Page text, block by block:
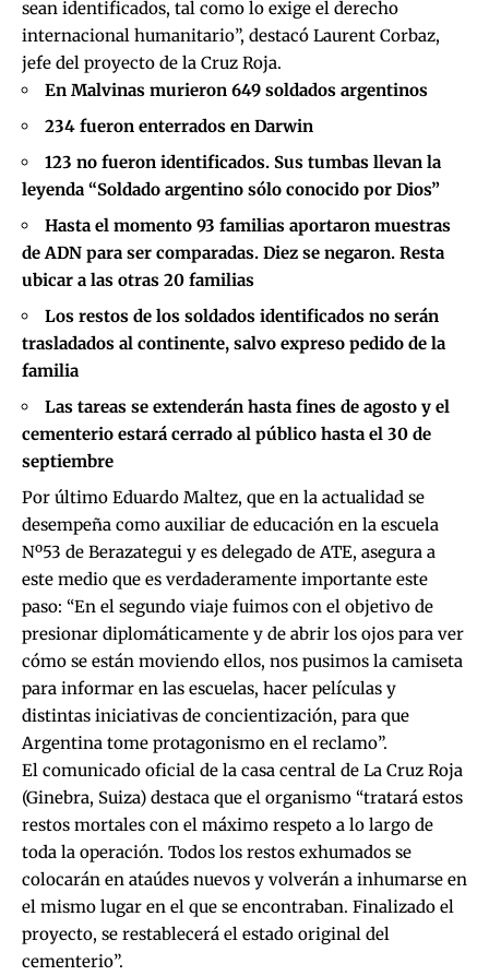
sean identificados, tal como lo exige el derecho
internacional humanitario”, destacó Laurent Corbaz,
jefe del proyecto de la Cruz Roja.
En Malvinas murieron 649 soldados argentinos
234 fueron enterrados en Darwin
123 no fueron identificados. Sus tumbas llevan la
leyenda “Soldado argentino sólo conocido por Dios”
Hasta el momento 93 familias aportaron muestras
de ADN para ser comparadas. Diez se negaron. Resta
ubicar a las otras 20 familias
Los restos de los soldados identificados no serán
trasladados al continente, salvo expreso pedido de la
familia
Las tareas se extenderán hasta fines de agosto y el
cementerio estará cerrado al público hasta el 30 de
septiembre
Por último Eduardo Maltez, que en la actualidad se
desempeña como auxiliar de educación en la escuela
Nº53 de Berazategui y es delegado de ATE, asegura a
este medio que es verdaderamente importante este
paso: “En el segundo viaje fuimos con el objetivo de
presionar diplomáticamente y de abrir los ojos para ver
cómo se están moviendo ellos, nos pusimos la camiseta
para informar en las escuelas, hacer películas y
distintas iniciativas de concientización, para que
Argentina tome protagonismo en el reclamo”.
El comunicado oficial de la casa central de La Cruz Roja
(Ginebra, Suiza) destaca que el organismo “tratará estos
restos mortales con el máximo respeto a lo largo de
toda la operación. Todos los restos exhumados se
colocarán en ataúdes nuevos y volverán a inhumarse en
el mismo lugar en el que se encontraban. Finalizado el
proyecto, se restablecerá el estado original del
cementerio”.